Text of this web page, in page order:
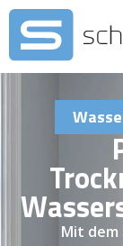
Mit dem